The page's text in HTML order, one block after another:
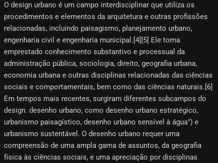
O design urbano é um campo interdisciplinar que utiliza os
procedimentos e elementos da arquitetura e outras profissões
relacionadas, incluindo paisagismo, planejamento urbano,
engenharia civil e engenharia municipal.[4]​[5]​ Ele toma
emprestado conhecimento substantivo e processual da
administração pública, sociologia, direito, geografia urbana,
economia urbana e outras disciplinas relacionadas das ciências
sociais e comportamentais, bem como das ciências naturais.[6]​
Em tempos mais recentes, surgiram diferentes subcampos do
design. desenho urbano, como desenho urbano estratégico,
urbanismo paisagístico, desenho urbano sensível à água") e
urbanismo sustentável. O desenho urbano requer uma
compreensão de uma ampla gama de assuntos, da geografia
física às ciências sociais, e uma apreciação por disciplinas